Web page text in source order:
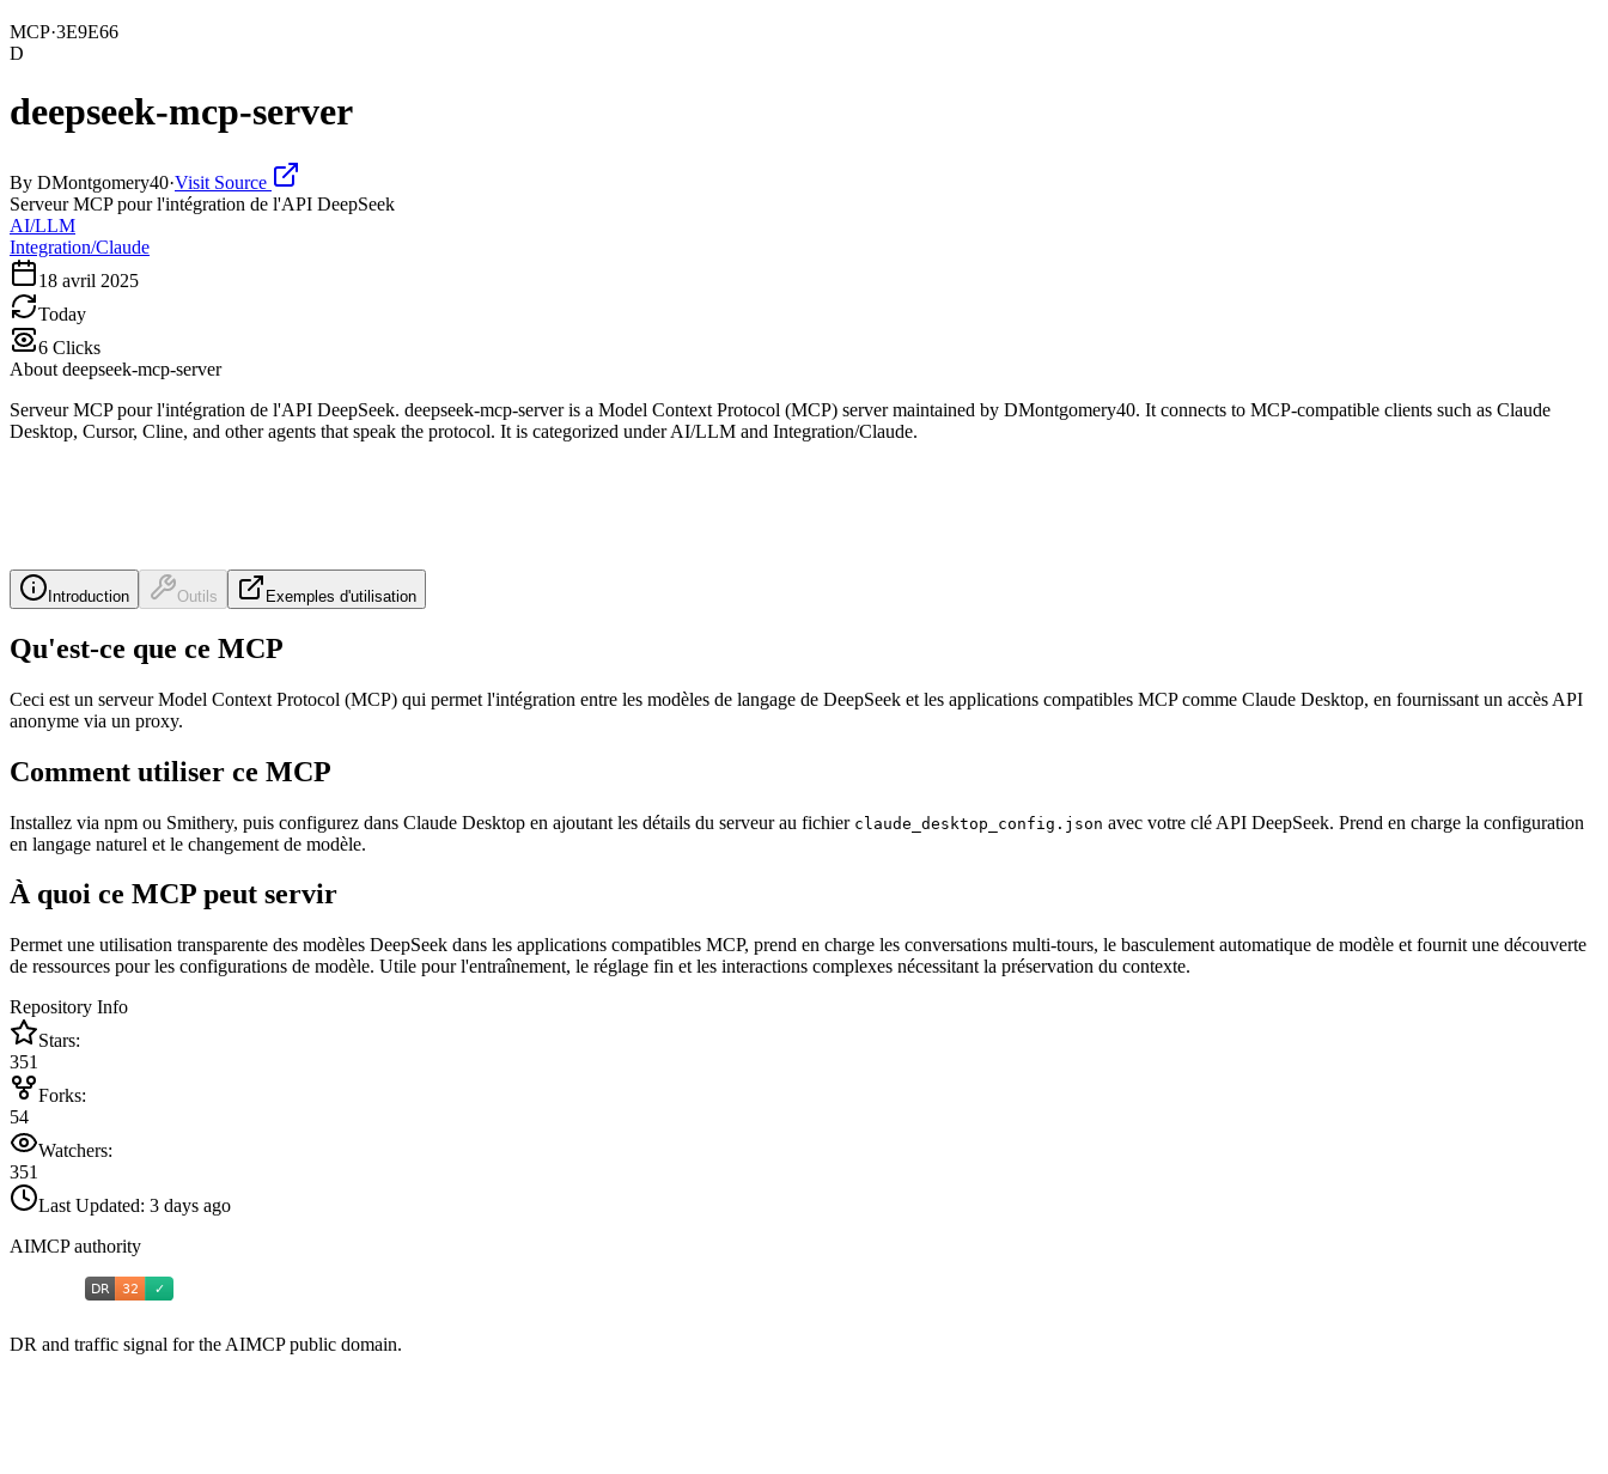
MCP·3E9E66
D
deepseek-mcp-server
By DMontgomery40·Visit Source
Serveur MCP pour l'intégration de l'API DeepSeek
AI/LLM
Integration/Claude
18 avril 2025
Today
6 Clicks
About deepseek-mcp-server
Serveur MCP pour l'intégration de l'API DeepSeek. deepseek-mcp-server is a Model Context Protocol (MCP) server maintained by DMontgomery40. It connects to MCP-compatible clients such as Claude
Desktop, Cursor, Cline, and other agents that speak the protocol. It is categorized under AI/LLM and Integration/Claude.
Introduction Outils Exemples d'utilisation
Qu'est-ce que ce MCP
Ceci est un serveur Model Context Protocol (MCP) qui permet l'intégration entre les modèles de langage de DeepSeek et les applications compatibles MCP comme Claude Desktop, en fournissant un accès API
anonyme via un proxy.
Comment utiliser ce MCP
Installez via npm ou Smithery, puis configurez dans Claude Desktop en ajoutant les détails du serveur au fichier claude_desktop_config.json avec votre clé API DeepSeek. Prend en charge la configuration
en langage naturel et le changement de modèle.
À quoi ce MCP peut servir
Permet une utilisation transparente des modèles DeepSeek dans les applications compatibles MCP, prend en charge les conversations multi-tours, le basculement automatique de modèle et fournit une découverte
de ressources pour les configurations de modèle. Utile pour l'entraînement, le réglage fin et les interactions complexes nécessitant la préservation du contexte.
Repository Info
Stars:
351
Forks:
54
Watchers:
351
Last Updated: 3 days ago
AIMCP authority
DR and traffic signal for the AIMCP public domain.